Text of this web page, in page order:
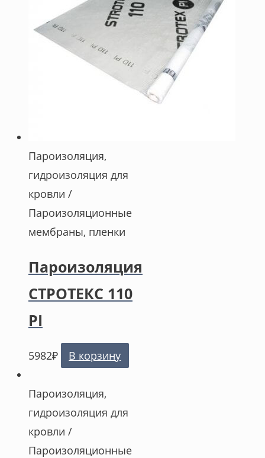
Пароизоляция,
гидроизоляция для
кровли /
Пароизоляционные
мембраны, пленки
Пароизоляция
СТРОТЕКС 110
PI
5982₽ В корзину
Пароизоляция,
гидроизоляция для
кровли /
Пароизоляционные